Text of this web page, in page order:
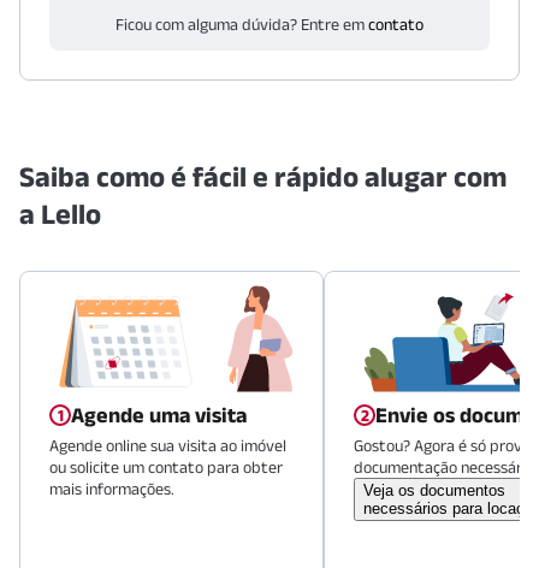
Ficou com alguma dúvida? Entre emcontato
Saiba como é fácil e rápido alugar com
a Lello
Agende uma visita
Agende online sua visita ao imóvel
ou solicite um contato para obter
mais informações.
Envie os
Gostou? Agora é só
documentação necessária.
Veja os documentos
necessários para